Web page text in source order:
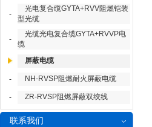
-
光电复合缆GYTA+RVV阻燃铠装
型光缆
-
光缆光电复合缆GYTA+RVVP电
缆
屏蔽电缆
- NH-RVSP阻燃耐火屏蔽电缆
- ZR-RVSP阻燃屏蔽双绞线
联系我们